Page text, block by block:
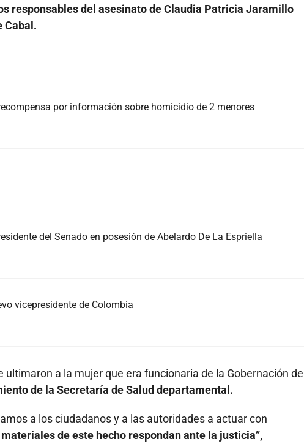
responsables del asesinato de Claudia Patricia Jaramillo
Cabal.
por información sobre homicidio de 2 menores
del Senado en posesión de Abelardo De La Espriella
vicepresidente de Colombia
a la mujer que era funcionaria de la Gobernación de
de la Secretaría de Salud departamental.
a los ciudadanos y a las autoridades a actuar con
de este hecho respondan ante la justicia”,